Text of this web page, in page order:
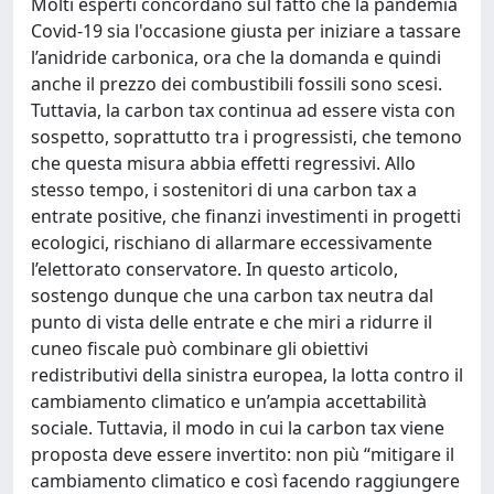
Covid-19 sia l'occasione giusta per iniziare a tassare
l’anidride carbonica, ora che la domanda e quindi
anche il prezzo dei combustibili fossili sono scesi.
Tuttavia, la carbon tax continua ad essere vista con
sospetto, soprattutto tra i progressisti, che temono
che questa misura abbia effetti regressivi. Allo
stesso tempo, i sostenitori di una carbon tax a
entrate positive, che finanzi investimenti in progetti
ecologici, rischiano di allarmare eccessivamente
l’elettorato conservatore. In questo articolo,
sostengo dunque che una carbon tax neutra dal
punto di vista delle entrate e che miri a ridurre il
cuneo fiscale può combinare gli obiettivi
redistributivi della sinistra europea, la lotta contro il
cambiamento climatico e un’ampia accettabilità
sociale. Tuttavia, il modo in cui la carbon tax viene
proposta deve essere invertito: non più “mitigare il
cambiamento climatico e così facendo raggiungere